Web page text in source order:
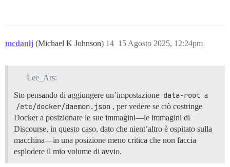
mcdanlj (Michael K Johnson) 15 Agosto 2025, 12:24pm
14
Lee_Ars:
Sto pensando di aggiungere un’impostazione data-root a
/etc/docker/daemon.json , per vedere se ciò costringe
Docker a posizionare le sue immagini—le immagini di
Discourse, in questo caso, dato che nient’altro è ospitato sulla
macchina—in una posizione meno critica che non faccia
esplodere il mio volume di avvio.